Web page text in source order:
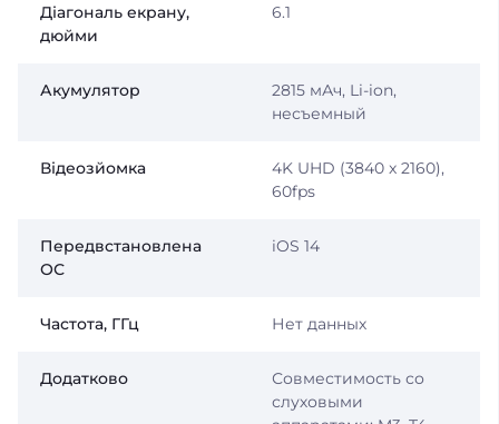
Діагональ екрану,
дюйми
6.1
Акумулятор
2815 мАч, Li-ion,
несъемный
Відеозйомка
4K UHD (3840 x 2160),
60fps
Передвстановлена
ОС
iOS 14
Частота, ГГц Нет данных
Додатково
Совместимость со
слуховыми